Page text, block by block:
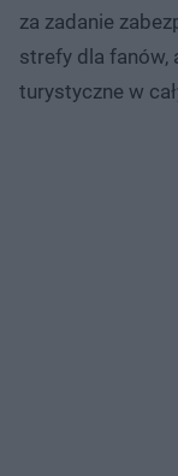
za zadanie
strefy dla fanów,
turystyczne w